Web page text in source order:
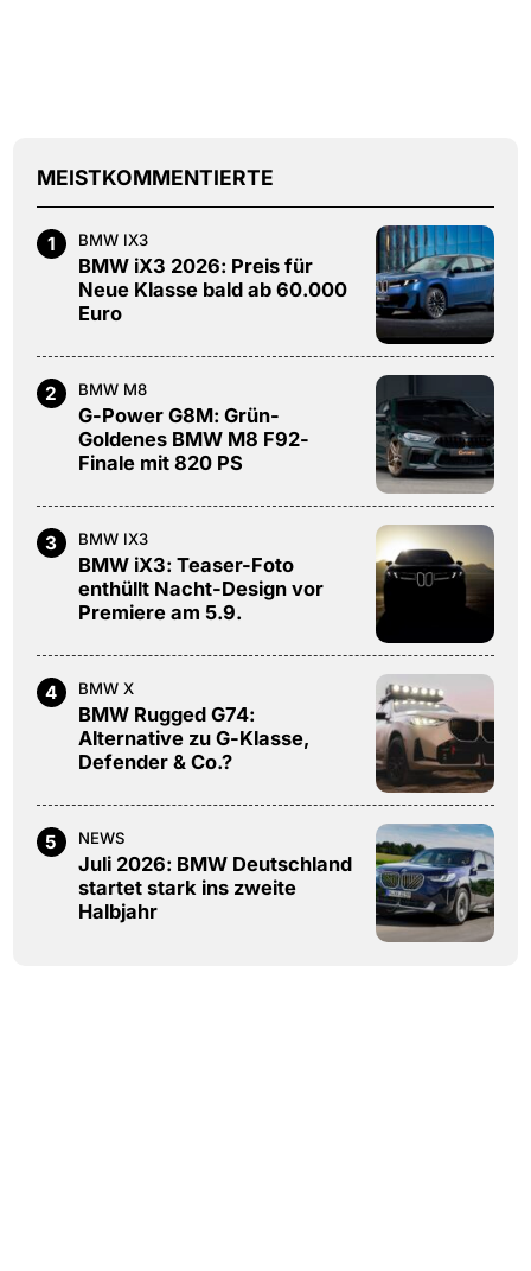
MEISTKOMMENTIERTE
1 BMW IX3
BMW iX3 2026: Preis für
Neue Klasse bald ab 60.000
Euro
2 BMW M8
G-Power G8M: Grün-
Goldenes BMW M8 F92-
Finale mit 820 PS
3 BMW IX3
BMW iX3: Teaser-Foto
enthüllt Nacht-Design vor
Premiere am 5.9.
4 BMW X
BMW Rugged G74:
Alternative zu G-Klasse,
Defender & Co.?
5 NEWS
Juli 2026: BMW Deutschland
startet stark ins zweite
Halbjahr